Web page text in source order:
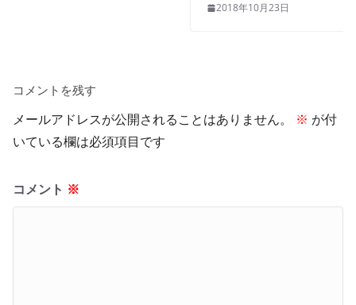
2018年10月23日
コメントを残す
メールアドレスが公開されることはありません。 ※ が付
いている欄は必須項目です
コメント ※